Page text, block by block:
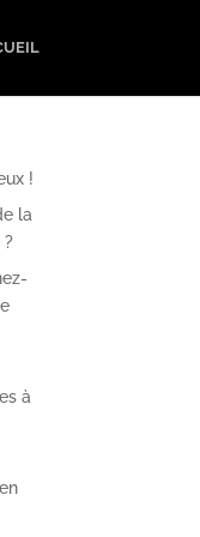
!
la
à